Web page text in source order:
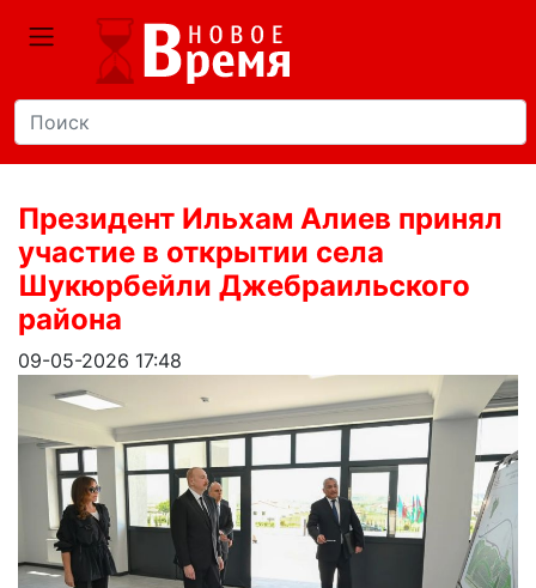
Президент Ильхам Алиев принял
участие в открытии села
Шукюрбейли Джебраильского
района
09-05-2026 17:48